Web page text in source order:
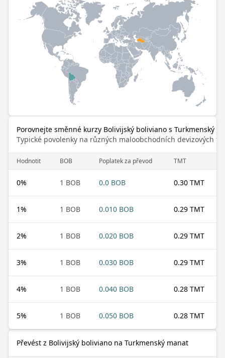
Porovnejte směnné kurzy Bolivijský boliviano s Turkmenský
Typické povolenky na různých maloobchodních devizových
Hodnotit BOB Poplatek za převod TMT
0% 1 BOB 0.0 BOB 0.30 TMT
1% 1 BOB 0.010 BOB 0.29 TMT
2% 1 BOB 0.020 BOB 0.29 TMT
3% 1 BOB 0.030 BOB 0.29 TMT
4% 1 BOB 0.040 BOB 0.28 TMT
5% 1 BOB 0.050 BOB 0.28 TMT
Převést z Bolivijský boliviano na Turkmenský manat